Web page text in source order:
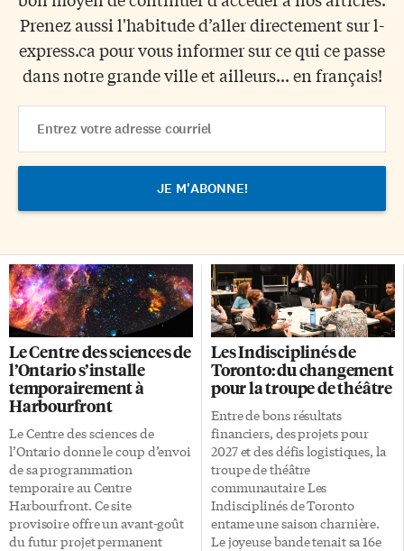
Prenez aussi l'habitude d’aller directement sur l-
express.ca pour vous informer sur ce qui ce passe
dans notre grande ville et ailleurs... en français!
Address
Le Centre des sciences de
l’Ontario s’installe
temporairement à
Harbourfront
Le Centre des sciences de
l’Ontario donne le coup d’envoi
de sa programmation
temporaire au Centre
Harbourfront. Ce site
provisoire offre un avant-goût
du futur projet permanent
Les Indisciplinés de
Toronto: du changement
pour la troupe de théâtre
Entre de bons résultats
financiers, des projets pour
2027 et des défis logistiques, la
troupe de théâtre
communautaire Les
Indisciplinés de Toronto
entame une saison charnière.
Le joyeuse bande tenait sa 16e